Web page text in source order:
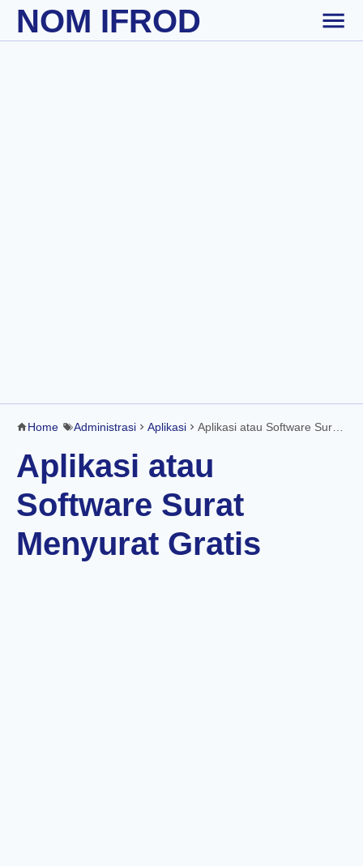
Skip to main content
NOM IFROD
Home Administrasi Aplikasi Aplikasi atau Software Surat Menyurat Gratis
Aplikasi atau
Software Surat
Menyurat Gratis